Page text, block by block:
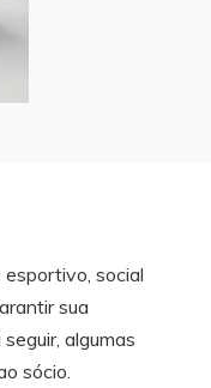
esportivo, social
sua
algumas
sócio.